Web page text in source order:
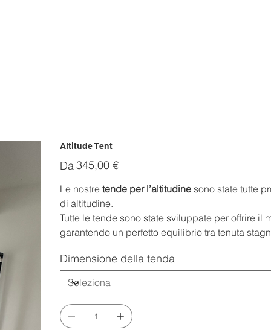
Altitude Tent
Da Prezzo
345,00 €
Le nostretende per l’altitudine sono state tutte
di altitudine.
Tutte le tende sono state sviluppate per offrire il
garantendo un perfetto equilibrio tra tenuta
Dimensione della tenda